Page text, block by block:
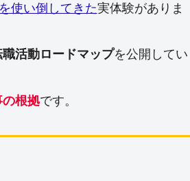
使い倒してきた実体験がありま
職活動ロードマップを公開してい
根拠です。